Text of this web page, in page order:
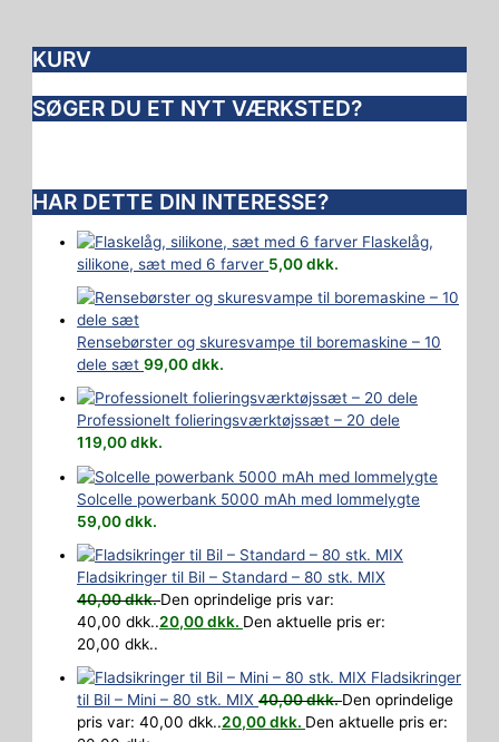
KURV
SØGER DU ET NYT VÆRKSTED?
HAR DETTE DIN INTERESSE?
Flaskelåg,
silikone, sæt med 6 farver 5,00dkk.
Rensebørster og skuresvampe til boremaskine – 10
dele sæt 99,00dkk.
Professionelt folieringsværktøjssæt – 20 dele
119,00dkk.
Solcelle powerbank 5000 mAh med lommelygte
59,00dkk.
Fladsikringer til Bil – Standard – 80 stk. MIX
40,00dkk.Den oprindelige pris var:
40,00 dkk..20,00dkk. Den aktuelle pris er:
20,00 dkk..
Fladsikringer
til Bil – Mini – 80 stk. MIX 40,00dkk.Den oprindelige
pris var: 40,00 dkk..20,00dkk. Den aktuelle pris er: